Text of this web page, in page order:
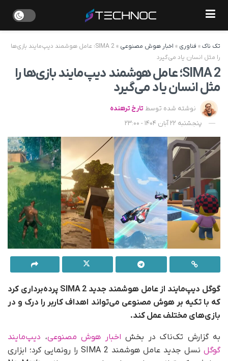
تک ناک» فناوری » اخبار هوش مصنوعی »
SIMA 2؛ عامل هوشمند دیپ‌مایند بازی‌ها
را مثل انسان یاد می‌گیرد
SIMA 2؛ عامل هوشمند دیپ‌مایند بازی‌ها را
مثل انسان یاد می‌گیرد
نوشته شده توسط تارخ ترهنده
پنجشنبه 22 آبان 1404 - 23:00
گوگل دیپ‌مایند از عامل هوشمند جدید SIMA 2 پرده‌برداری کرد
که با تکیه بر هوش مصنوعی می‌تواند اهداف کاربر را درک و در
بازی‌های مختلف عمل کند.
به گزارش تک‌ناک در بخش اخبار هوش مصنوعی، دیپ‌مایند
گوگل نسل جدید عامل هوشمند SIMA 2 را
رونمایی کرد؛ ابزاری